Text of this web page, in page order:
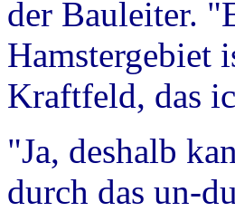
der Bauleiter.
Hamstergebiet
Kraftfeld, das
"Ja, deshalb
durch das un-